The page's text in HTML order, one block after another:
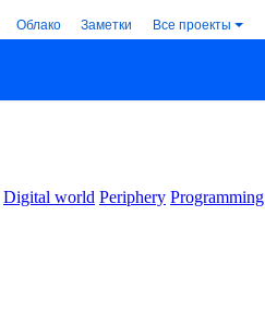
Облако Заметки Все проекты
Digital world Periphery Programming